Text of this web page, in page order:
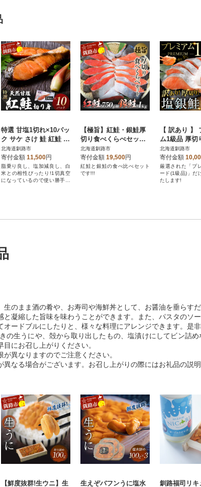
特選 甘塩1切れ×10パッ
ク サケ さけ 鮭 紅鮭 切
身 海鮮 海産物 しゃけ
北海道釧路市
寄付金額 11,500円
脂乗り良し、塩加減良し、白
米との相性ぴったり!1切真空
になっているので使い勝手便
【極旨】紅鮭・銀鮭厚
切り食べくらべセット
ふるさと納税 鮭 F4F-0
924
北海道釧路市
寄付金額 19,500円
紅鮭と銀鮭の食べ比べセット
です!!!
【 訳あり 】
ム1級品 厚切
切り身 1.5kg
北海道釧路市
寄付金額
厳選された「プ
ード(1級品)」だ
たします!
のまま酒の肴や、お寿司や海鮮丼として、お醤油を垂らす
凝縮した旨味を味わうことができます。また、パスタのソ
ードブルにしたりと、様々な料理にアレンジできます。是
の生うにや、殻から取り出したもの、塩漬けにしてビン詰
にお召し上がりください。
異なりますのでご注意ください。
なる場合がございます。お召し上がりの際にはお礼品の説
【鮮度抜群!生ウニ】生 生えぞバフンうに塩水 釧路福司リキ